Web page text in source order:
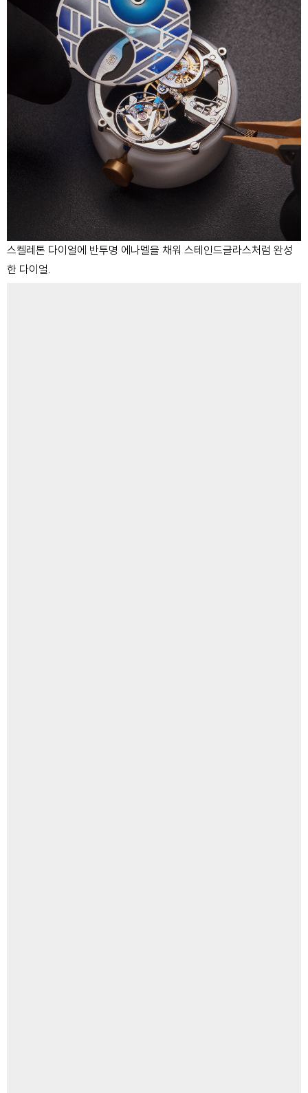
스켈레톤 다이얼에 반투명 에나멜을 채워 스테인드글라스처럼 완성
한 다이얼.